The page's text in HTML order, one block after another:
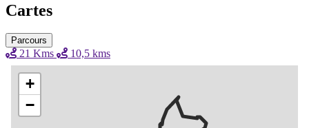
Cartes
Parcours
21 Kms 10,5 kms